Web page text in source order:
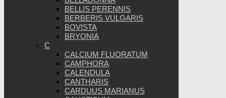
BELLIS PERENNIS
BERBERIS VULGARIS
BOVISTA
BRYONIA
C
CALCIUM FLUORATUM
CAMPHORA
CALENDULA
CANTHARIS
CARDUUS MARIANUS